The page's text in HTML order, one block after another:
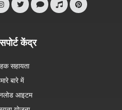
केंद्र
सहायता
बारे में
आइटम